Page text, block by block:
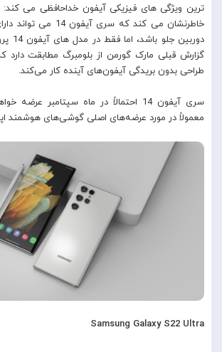
ترین ویژگی های فیزیکی آیفون خداحافظی می
خاطرنشان می کند که سری
گزارش قبلی مارک گورمن از بلومبرگ مطابقت دارد
طراحی بدون بریدگی آیفون‌های آینده کار می‌کند.
سری آیفون 14 احتمالاً در ماه سپتامبر
معمولاً در مورد عرضه‌های اصلی گوشی‌های هوشمند
Samsung Galaxy S22 Ultra